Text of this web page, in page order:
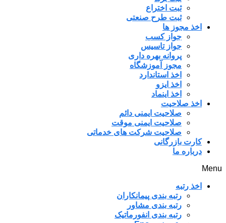
ثبت اختراع
ثبت طرح صنعتی
اخذ مجوز ها
جواز کسب
جواز تاسیس
پروانه بهره داری
مجوز آموزشگاه
اخذ استاندارد
اخذ ایزو
اخذ اینماد
اخذ صلاحیت
صلاحیت ایمنی دائم
صلاحیت ایمنی موقت
صلاحیت شرکت های خدماتی
کارت بازرگانی
درباره ما
Menu
اخذ رتبه
رتبه بندی پیمانکاران
رتبه بندی مشاور
رتبه بندی انفورماتیک